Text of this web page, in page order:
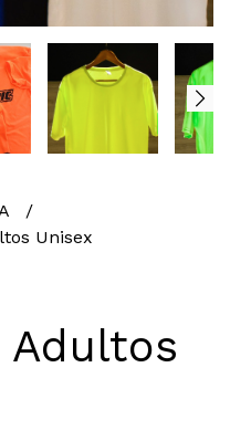
Unisex
Adultos